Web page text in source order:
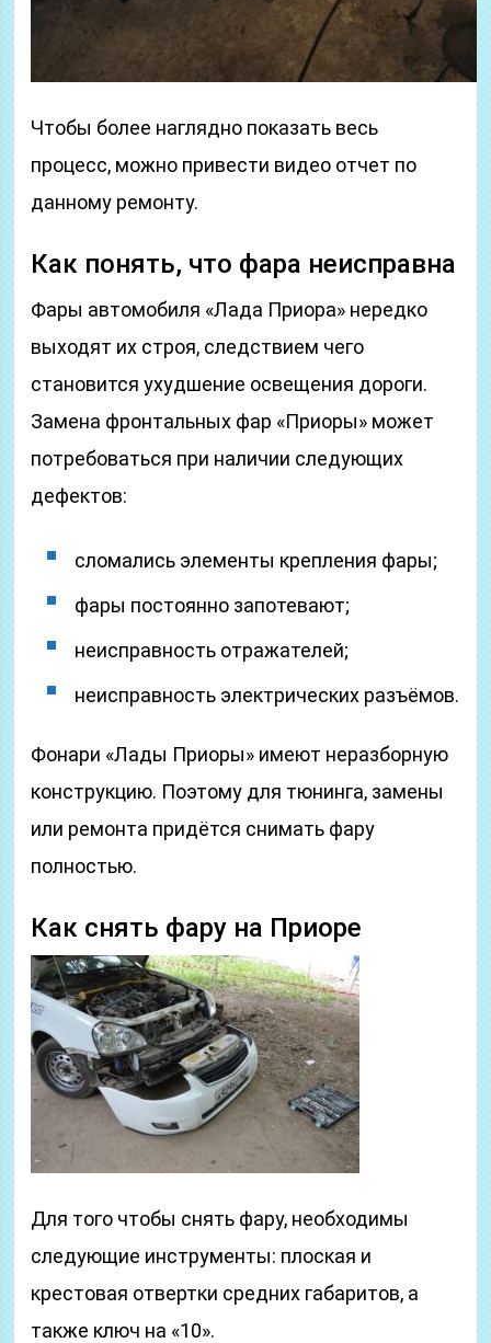
Чтобы более наглядно показать весь
процесс, можно привести видео отчет по
данному ремонту.
Как понять, что фара неисправна
Фары автомобиля «Лада Приора» нередко
выходят их строя, следствием чего
становится ухудшение освещения дороги.
Замена фронтальных фар «Приоры» может
потребоваться при наличии следующих
дефектов:
сломались элементы крепления фары;
фары постоянно запотевают;
неисправность отражателей;
неисправность электрических разъёмов.
Фонари «Лады Приоры» имеют неразборную
конструкцию. Поэтому для тюнинга, замены
или ремонта придётся снимать фару
полностью.
Как снять фару на Приоре
Для того чтобы снять фару, необходимы
следующие инструменты: плоская и
крестовая отвертки средних габаритов, а
также ключ на «10».